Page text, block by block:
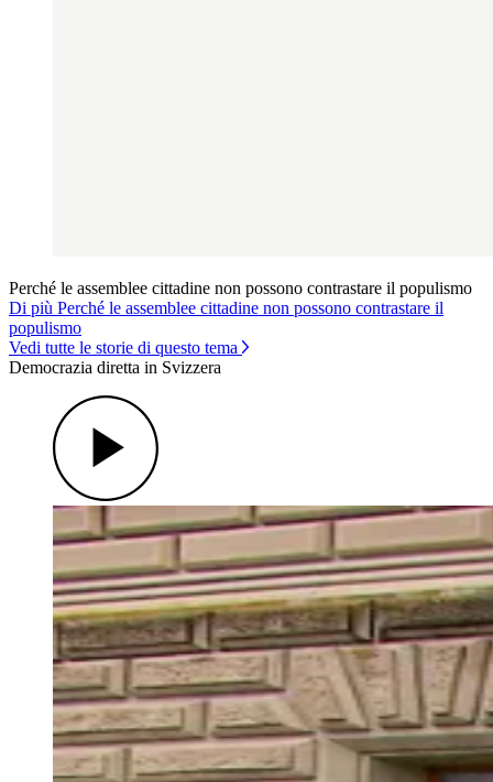
Perché le assemblee cittadine non possono contrastare il populismo
Di più Perché le assemblee cittadine non possono contrastare il
populismo
Vedi tutte le storie di questo tema
Democrazia diretta in Svizzera